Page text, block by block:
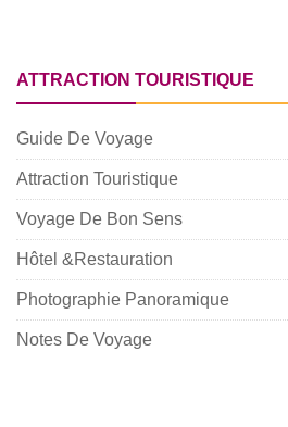
ATTRACTION TOURISTIQUE
Guide De Voyage
Attraction Touristique
Voyage De Bon Sens
Hôtel &Restauration
Photographie Panoramique
Notes De Voyage